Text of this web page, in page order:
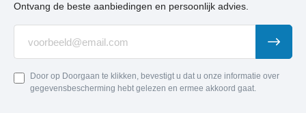
Ontvang de beste aanbiedingen en persoonlijk advies.
Door op Doorgaan te klikken, bevestigt u dat u onze informatie over
gegevensbescherming hebt gelezen en ermee akkoord gaat.